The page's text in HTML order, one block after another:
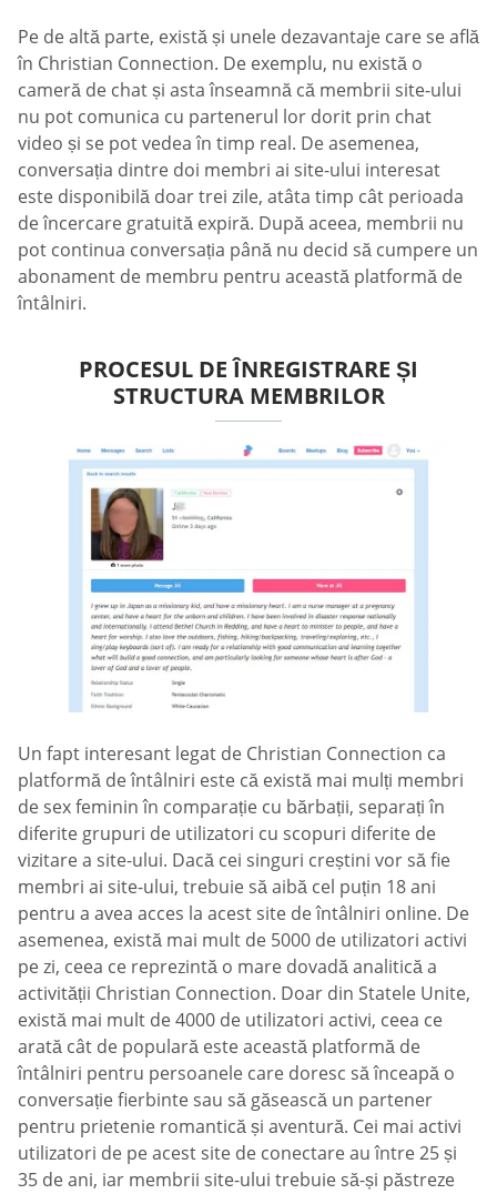
Pe de altă parte, există și unele dezavantaje care se află
în Christian Connection. De exemplu, nu există o
cameră de chat și asta înseamnă că membrii site-ului
nu pot comunica cu partenerul lor dorit prin chat
video și se pot vedea în timp real. De asemenea,
conversația dintre doi membri ai site-ului interesat
este disponibilă doar trei zile, atâta timp cât perioada
de încercare gratuită expiră. După aceea, membrii nu
pot continua conversația până nu decid să cumpere un
abonament de membru pentru această platformă de
întâlniri.
PROCESUL DE ÎNREGISTRARE ȘI
STRUCTURA MEMBRILOR
Un fapt interesant legat de Christian Connection ca
platformă de întâlniri este că există mai mulți membri
de sex feminin în comparație cu bărbații, separați în
diferite grupuri de utilizatori cu scopuri diferite de
vizitare a site-ului. Dacă cei singuri creștini vor să fie
membri ai site-ului, trebuie să aibă cel puțin 18 ani
pentru a avea acces la acest site de întâlniri online. De
asemenea, există mai mult de 5000 de utilizatori activi
pe zi, ceea ce reprezintă o mare dovadă analitică a
activității Christian Connection. Doar din Statele Unite,
există mai mult de 4000 de utilizatori activi, ceea ce
arată cât de populară este această platformă de
întâlniri pentru persoanele care doresc să înceapă o
conversație fierbinte sau să găsească un partener
pentru prietenie romantică și aventură. Cei mai activi
utilizatori de pe acest site de conectare au între 25 și
35 de ani, iar membrii site-ului trebuie să-și păstreze